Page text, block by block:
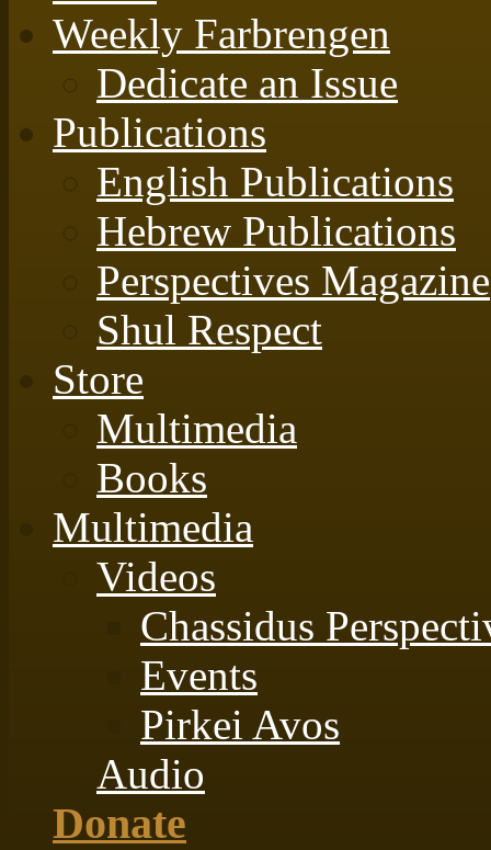
Weekly Farbrengen
Dedicate an Issue
Publications
English Publications
Hebrew Publications
Perspectives Magazine
Shul Respect
Store
Multimedia
Books
Multimedia
Videos
Chassidus
Events
Pirkei Avos
Audio
Donate